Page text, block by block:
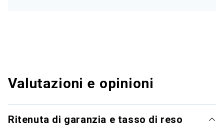
Valutazioni e opinioni
Ritenuta di garanzia e tasso di reso